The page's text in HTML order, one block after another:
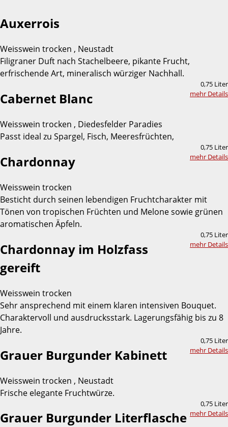
Auxerrois
Weisswein trocken , Neustadt
Filigraner Duft nach Stachelbeere, pikante Frucht,
erfrischende Art, mineralisch würziger Nachhall.
0,75 Liter
mehr Details
Cabernet Blanc
Weisswein trocken , Diedesfelder Paradies
Passt ideal zu Spargel, Fisch, Meeresfrüchten,
0,75 Liter
mehr Details
Chardonnay
Weisswein trocken
Besticht durch seinen lebendigen Fruchtcharakter mit
Tönen von tropischen Früchten und Melone sowie grünen
aromatischen Äpfeln.
0,75 Liter
mehr Details
Chardonnay im Holzfass
gereift
Weisswein trocken
Sehr ansprechend mit einem klaren intensiven Bouquet.
Charaktervoll und ausdrucksstark. Lagerungsfähig bis zu 8
Jahre.
0,75 Liter
mehr Details
Grauer Burgunder Kabinett
Weisswein trocken , Neustadt
Frische elegante Fruchtwürze.
0,75 Liter
mehr Details
Grauer Burgunder Literflasche